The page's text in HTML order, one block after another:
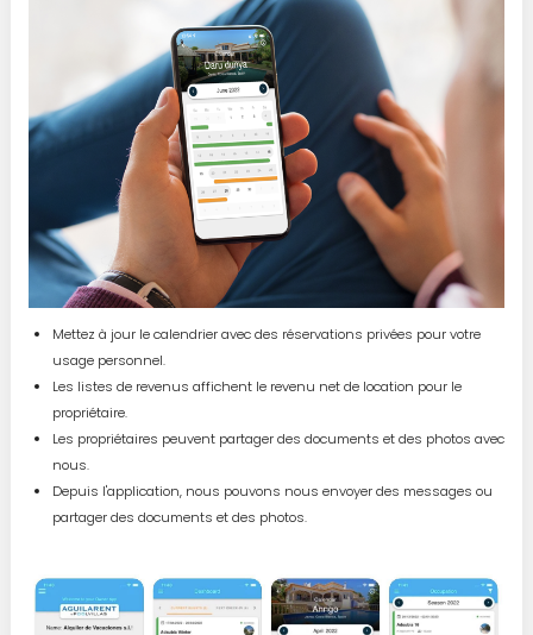
Mettez à jour le calendrier avec des réservations privées pour votre
usage personnel.
Les listes de revenus affichent le revenu net de location pour le
propriétaire.
Les propriétaires peuvent partager des documents et des photos avec
nous.
Depuis l'application, nous pouvons nous envoyer des messages ou
partager des documents et des photos.